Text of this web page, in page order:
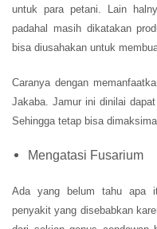
untuk para petani. Lain
padahal masih dikatakan
bisa diusahakan untuk
Caranya dengan
Jakaba. Jamur ini dinilai
Sehingga tetap bisa
Mengatasi Fusarium
Ada yang belum tahu apa
penyakit yang disebabkan